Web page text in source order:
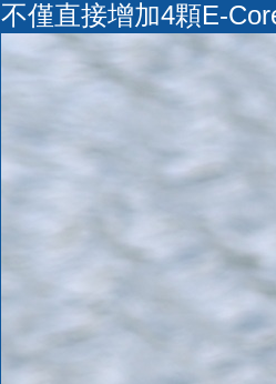
不僅直接增加4顆E-